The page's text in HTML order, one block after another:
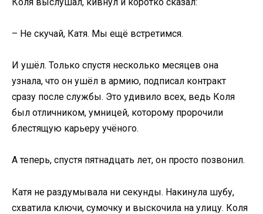
– Не скучай, Катя. Мы ещё встретимся.
И ушёл. Только спустя несколько месяцев она
узнала, что он ушёл в армию, подписал контракт
сразу после службы. Это удивило всех, ведь Коля
был отличником, умницей, которому пророчили
блестящую карьеру учёного.
А теперь, спустя пятнадцать лет, он просто позвонил.
Катя не раздумывала ни секунды. Накинула шубу,
схватила ключи, сумочку и выскочила на улицу. Коля